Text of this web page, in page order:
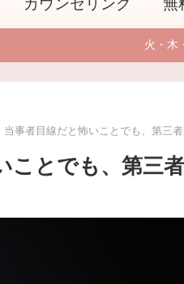
カウンセリング 無
火・木
当事者目線だと怖いことでも、第三
ことでも、第三